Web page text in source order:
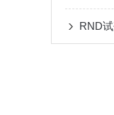
RND